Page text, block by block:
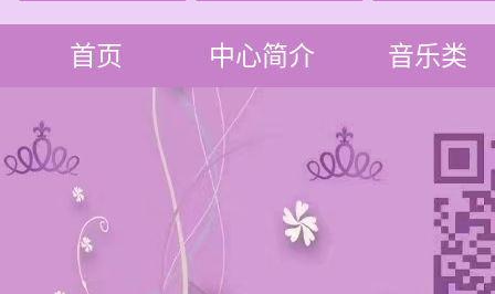
首页 中心简介 音乐类